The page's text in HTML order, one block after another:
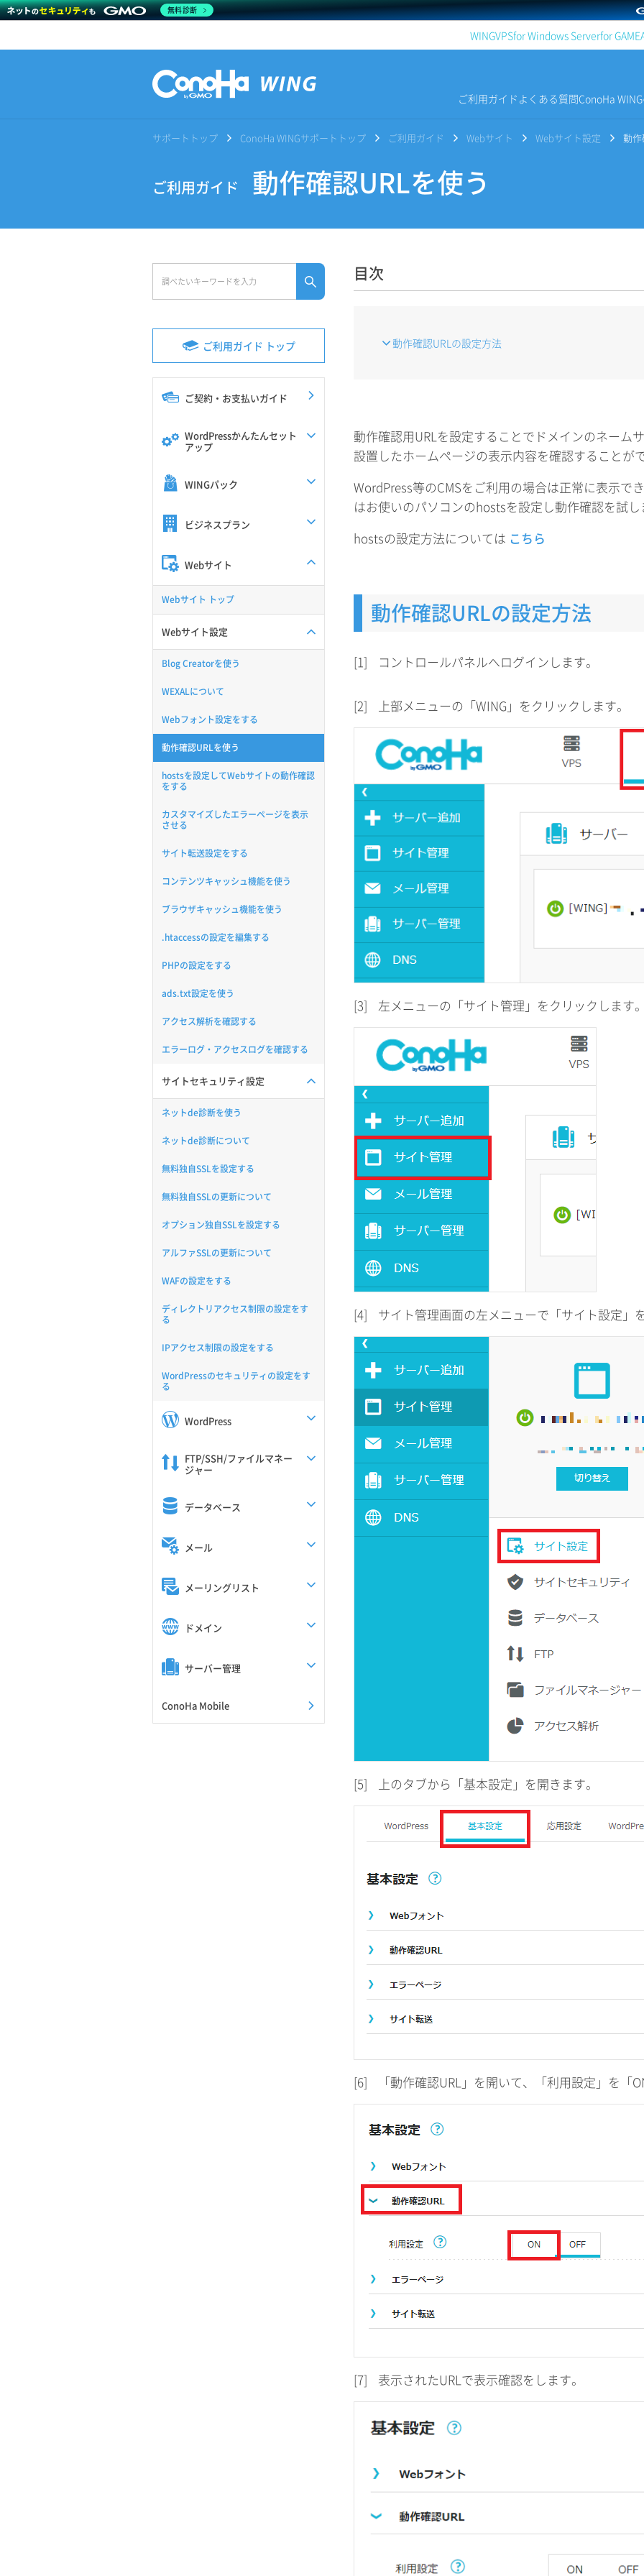
WINGVPSfor Windows Serverfor GAME
ご利用ガイド よくある質問ConoHa
サポートトップ ConoHa WINGサポートトップ ご利用ガイド Webサイト Webサイト設定 動作
ご利用ガイド 動作確認URLを使う
ご利用ガイド トップ
ご契約・お支払いガイド
WordPressかんたんセット
アップ
WINGパック
ビジネスプラン
Webサイト
Webサイト トップ
Webサイト設定
Blog Creatorを使う
WEXALについて
Webフォント設定をする
動作確認URLを使う
hostsを設定してWebサイトの動作確認
をする
カスタマイズしたエラーページを表示
させる
サイト転送設定をする
コンテンツキャッシュ機能を使う
ブラウザキャッシュ機能を使う
.htaccessの設定を編集する
PHPの設定をする
ads.txt設定を使う
アクセス解析を確認する
エラーログ・アクセスログを確認する
サイトセキュリティ設定
ネットde診断を使う
ネットde診断について
無料独自SSLを設定する
無料独自SSLの更新について
オプション独自SSLを設定する
アルファSSLの更新について
WAFの設定をする
ディレクトリアクセス制限の設定をす
る
IPアクセス制限の設定をする
WordPressのセキュリティの設定をす
る
WordPress
FTP/SSH/ファイルマネー
ジャー
データベース
メール
メーリングリスト
ドメイン
サーバー管理
ConoHa Mobile
目次
動作確認URLの設定方法
動作確認用URLを設定することでドメインのネーム
設置したホームページの表示内容を確認することが
WordPress等のCMSをご利用の場合は正常に表示で
はお使いのパソコンのhostsを設定し動作確認を試し
hostsの設定方法については こちら
動作確認URLの設定方法
[1] コントロールパネルへログインします。
[2] 上部メニューの「WING」をクリックします。
[3] 左メニューの「サイト管理」をクリックします。
[4] サイト管理画面の左メニューで「サイト設定」
[5] 上のタブから「基本設定」を開きます。
[6] 「動作確認URL」を開いて、「利用設定」を「
[7] 表示されたURLで表示確認をします。
無料診断